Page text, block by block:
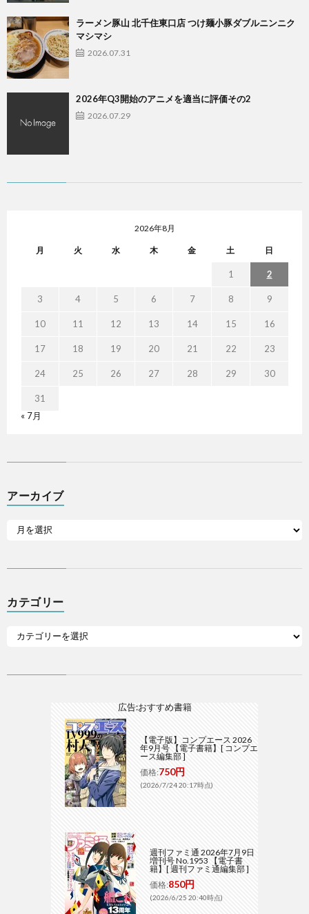
ラーメン豚山 北千住東口店 つけ麺小豚ダブルニンニク
マシマシ
2026.07.31
2026年Q3開始のアニメを適当に評価その2
2026.07.29
2026年8月
月 火 水 木 金 土 日
1 2
3 4 5 6 7 8 9
10 11 12 13 14 15 16
17 18 19 20 21 22 23
24 25 26 27 28 29 30
31
« 7月
アーカイブ
カテゴリー
広告:おすすめ書籍
【電子版】コンプエース 2026
年9月号 【電子書籍】[ コンプエ
ース編集部 ]
価格:750円
(2026/7/24 20:17時点)
週刊ファミ通 2026年7月9日
増刊号 No.1953 【電子書
籍】[ 週刊ファミ通編集部 ]
価格:850円
(2026/6/25 20:40時点)